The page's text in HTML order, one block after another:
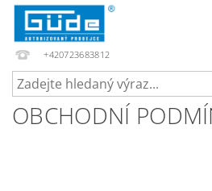
+420723683812
OBCHODNÍ